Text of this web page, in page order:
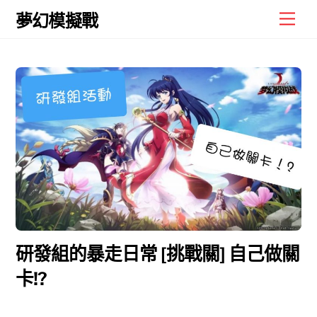
Skip
夢幻模擬戰
研發組的暴走日常 [挑戰關] 自己做關
卡!?